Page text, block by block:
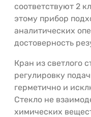
соответствуют 2
этому прибор
аналитических
достоверность
Кран из светлого
регулировку
герметично и
Стекло не
химических